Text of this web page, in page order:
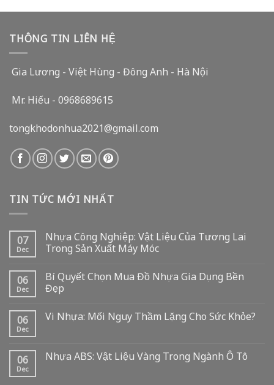
THÔNG TIN LIÊN HỆ
Gia Lương - Việt Hùng - Đông Anh - Hà Nội
Mr. Hiếu - 0968689615
tongkhodonhua2021@gmail.com
TIN TỨC MỚI NHẤT
07
Dec
Nhựa Công Nghiệp: Vật Liệu Của Tương Lai
Trong Sản Xuất Máy Móc
06
Dec
Bí Quyết Chọn Mua Đồ Nhựa Gia Dụng Bền
Đẹp
06
Dec
Vi Nhựa: Mối Nguy Thầm Lặng Cho Sức Khỏe?
06
Dec
Nhựa ABS: Vật Liệu Vàng Trong Ngành Ô Tô